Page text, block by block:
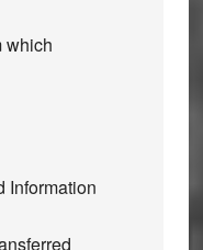
which
Information